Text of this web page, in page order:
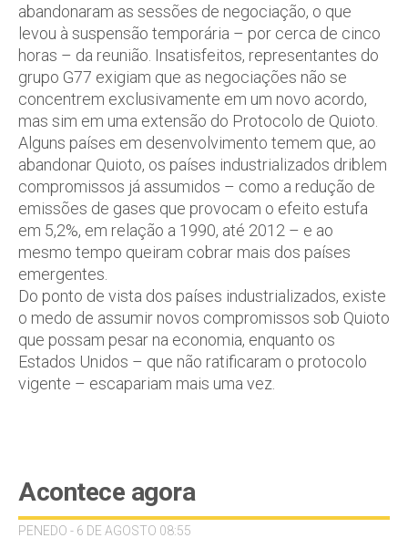
abandonaram as sessões de negociação, o que
levou à suspensão temporária – por cerca de cinco
horas – da reunião. Insatisfeitos, representantes do
grupo G77 exigiam que as negociações não se
concentrem exclusivamente em um novo acordo,
mas sim em uma extensão do Protocolo de Quioto.
Alguns países em desenvolvimento temem que, ao
abandonar Quioto, os países industrializados driblem
compromissos já assumidos – como a redução de
emissões de gases que provocam o efeito estufa
em 5,2%, em relação a 1990, até 2012 – e ao
mesmo tempo queiram cobrar mais dos países
emergentes.
Do ponto de vista dos países industrializados, existe
o medo de assumir novos compromissos sob Quioto
que possam pesar na economia, enquanto os
Estados Unidos – que não ratificaram o protocolo
vigente – escapariam mais uma vez.
Acontece agora
PENEDO - 6 DE AGOSTO 08:55